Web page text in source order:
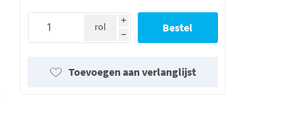
i
h
rol
Toevoegen aan verlanglijst